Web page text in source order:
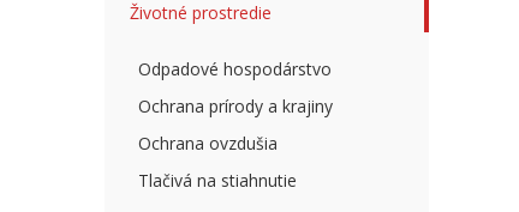
Životné prostredie
Odpadové hospodárstvo
Ochrana prírody a krajiny
Ochrana ovzdušia
Tlačivá na stiahnutie